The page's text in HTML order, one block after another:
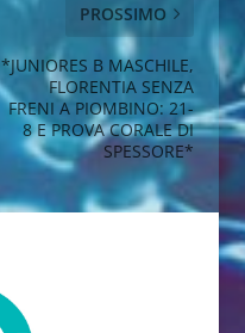
PROSSIMO
*JUNIORES B MASCHILE,
FLORENTIA SENZA
FRENI A PIOMBINO: 21-
8 E PROVA CORALE DI
SPESSORE*